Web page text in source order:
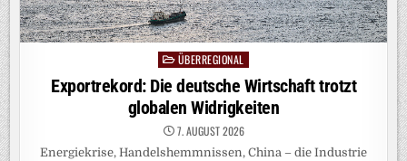
Posted
in
ÜBERREGIONAL
Exportrekord: Die deutsche Wirtschaft trotzt
globalen Widrigkeiten
7. AUGUST 2026
Energiekrise, Handelshemmnissen, China – die Industrie